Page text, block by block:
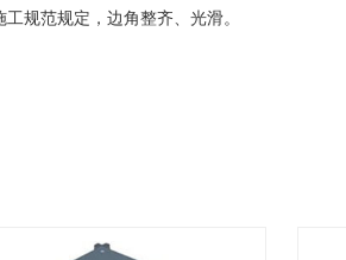
规范规定，边角整齐、光滑。